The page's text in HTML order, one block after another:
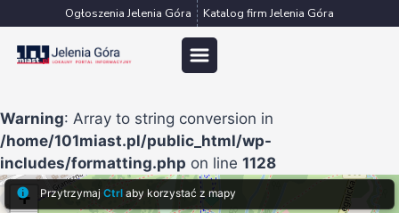
do
treści
Ogłoszenia Jelenia Góra Katalog firm Jelenia Góra
Warning: Array to string conversion in
/home/101miast.pl/public_html/wp-
includes/formatting.php on line 1128
+
Przytrzymaj Ctrl aby korzystać z mapy